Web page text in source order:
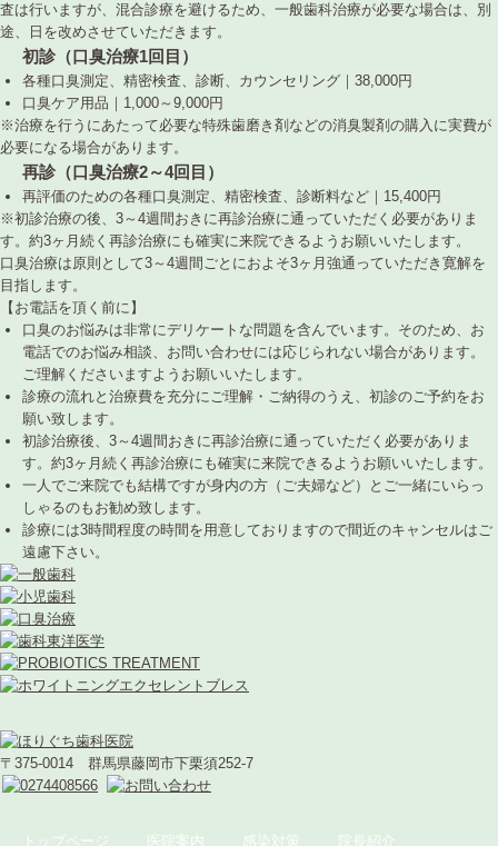
査は行いますが、混合診療を避けるため、一般歯科治療が必要な場合は、別
途、日を改めさせていただきます。
初診（口臭治療1回目）
各種口臭測定、精密検査、診断、カウンセリング｜38,000円
口臭ケア用品｜1,000～9,000円
※治療を行うにあたって必要な特殊歯磨き剤などの消臭製剤の購入に実費が
必要になる場合があります。
再診（口臭治療2～4回目）
再評価のための各種口臭測定、精密検査、診断料など｜15,400円
※初診治療の後、3～4週間おきに再診治療に通っていただく必要がありま
す。約3ヶ月続く再診治療にも確実に来院できるようお願いいたします。
口臭治療は原則として3～4週間ごとにおよそ3ヶ月強通っていただき寛解を
目指します。
【お電話を頂く前に】
口臭のお悩みは非常にデリケートな問題を含んでいます。そのため、お
電話でのお悩み相談、お問い合わせには応じられない場合があります。
ご理解くださいますようお願いいたします。
診療の流れと治療費を充分にご理解・ご納得のうえ、初診のご予約をお
願い致します。
初診治療後、3～4週間おきに再診治療に通っていただく必要がありま
す。約3ヶ月続く再診治療にも確実に来院できるようお願いいたします。
一人でご来院でも結構ですが身内の方（ご夫婦など）とご一緒にいらっ
しゃるのもお勧め致します。
診療には3時間程度の時間を用意しておりますので間近のキャンセルはご
遠慮下さい。
〒375-0014 群馬県藤岡市下栗須252-7
トップページ 医院案内 感染対策 院長紹介